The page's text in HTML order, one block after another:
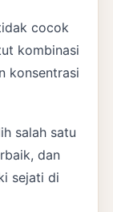
cocok
kombinasi
konsentrasi
salah satu
dan
sejati di